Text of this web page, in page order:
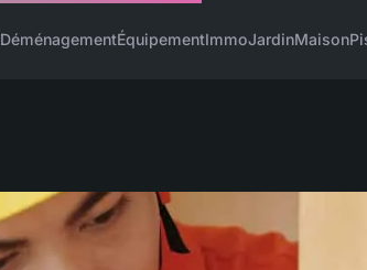
DéménagementÉquipementImmoJardinMaison